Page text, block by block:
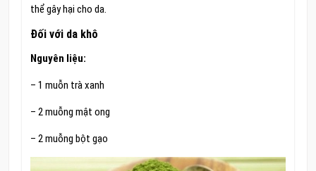
thể gây hại cho da.
Đối với da khô
Nguyên liệu:
– 1 muỗn trà xanh
– 2 muỗng mật ong
– 2 muỗng bột gạo